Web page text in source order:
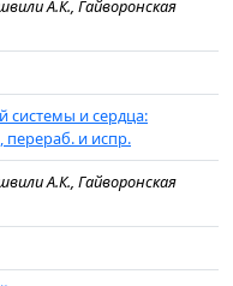
А.К., Гайворонская
системы и сердца:
перераб. и испр.
А.К., Гайворонская